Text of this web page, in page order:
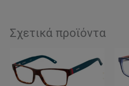
Σχετικά προϊόντα